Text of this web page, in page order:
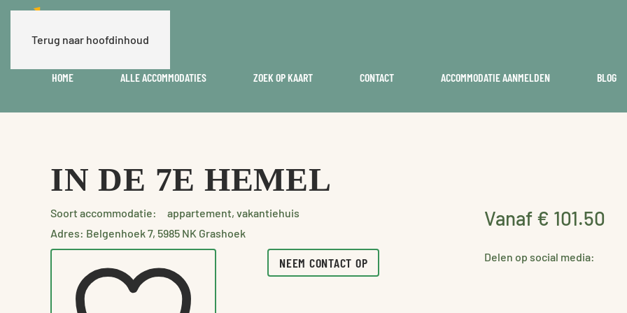
Terug naar hoofdinhoud
HOME ALLE ACCOMMODATIES ZOEK OP KAART CONTACT ACCOMMODATIE AANMELDEN BLOG
IN DE 7E HEMEL
Soort accommodatie:
appartement, vakantiehuis
Adres: Belgenhoek 7, 5985 NK Grashoek
Vanaf € 101.50
NEEM CONTACT OP Delen op social media: